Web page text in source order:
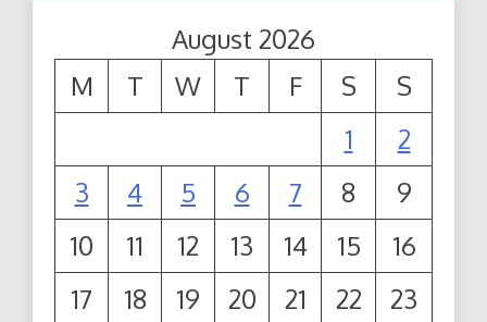
August 2026
M
T W T F S
S
1
2
3
4 5 6 7 8
9
10
11 12 13 14 15
16
17
18 19 20 21 22
23